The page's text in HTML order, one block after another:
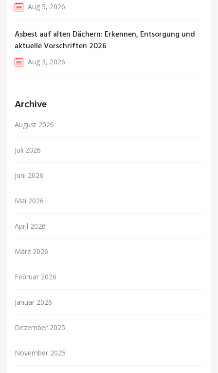
Aug 5, 2026
Asbest auf alten Dächern: Erkennen, Entsorgung und
aktuelle Vorschriften 2026
Aug 3, 2026
Archive
August 2026
Juli 2026
Juni 2026
Mai 2026
April 2026
März 2026
Februar 2026
Januar 2026
Dezember 2025
November 2025